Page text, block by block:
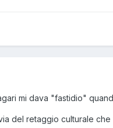
mi dava "fastidio"
del retaggio culturale